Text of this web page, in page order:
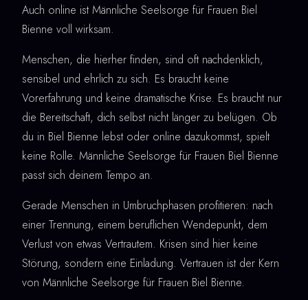
Auch online ist Männliche Seelsorge für Frauen Biel
Bienne voll wirksam.
Menschen, die hierher finden, sind oft nachdenklich,
sensibel und ehrlich zu sich. Es braucht keine
Vorerfahrung und keine dramatische Krise. Es braucht nur
die Bereitschaft, dich selbst nicht länger zu belügen. Ob
du in Biel Bienne lebst oder online dazukommst, spielt
keine Rolle. Männliche Seelsorge für Frauen Biel Bienne
passt sich deinem Tempo an.
Gerade Menschen in Umbruchphasen profitieren: nach
einer Trennung, einem beruflichen Wendepunkt, dem
Verlust von etwas Vertrautem. Krisen sind hier keine
Störung, sondern eine Einladung. Vertrauen ist der Kern
von Männliche Seelsorge für Frauen Biel Bienne.